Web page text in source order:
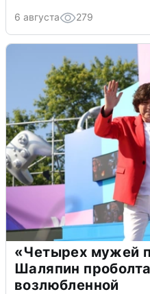
6 августа 279
«Четырех мужей
Шаляпин
возлюбленной